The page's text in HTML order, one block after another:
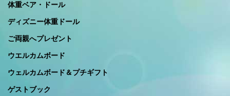
体重ベア・ドール
ディズニー体重ドール
ご両親へプレゼント
ウエルカムボード
ウェルカムボード＆プチギフト
ゲストブック